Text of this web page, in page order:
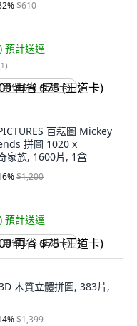
%$610
預計送達
1)
再省 $75 (王道卡)
百耘圖 Mickey
拼圖 1020 x
家族, 1600片, 1盒
%$1,200
預計送達
再省 $75 (王道卡)
木質立體拼圖, 383片,
%$1,399